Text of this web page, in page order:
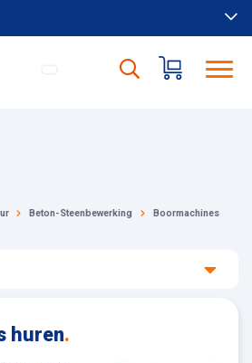
Beton-Steenbewerking Boormachines
huren.